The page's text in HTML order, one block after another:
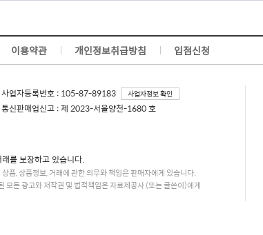
이용약관 개인정보취급방침 입점신청
사업자등록번호 : 105-87-89183 사업자정보 확인
통신판매업신고 : 제 2023-서울양천-1680 호
를 보장하고 있습니다.
품, 상품정보, 거래에 관한 의무와 책임은 판매자에게 있습니다.
모든 광고와 저작권 및 법적책임은 자료제공사 (또는 글쓴이)에게